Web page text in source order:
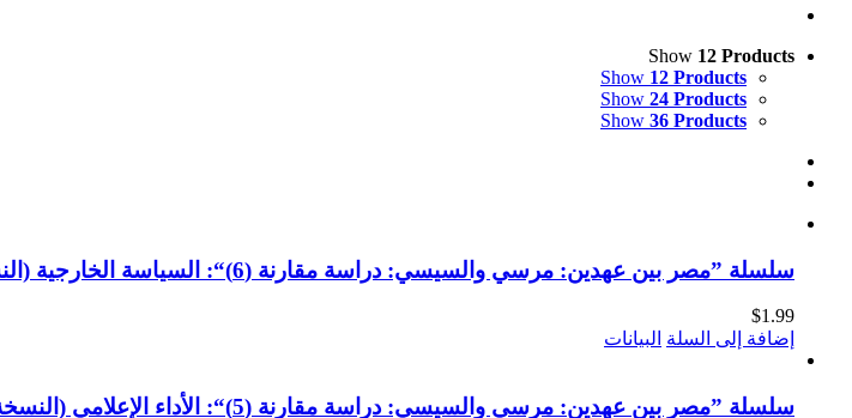
Show 12 Products
Show 12 Products
Show 24 Products
Show 36 Products
سلسلة ”مصر بين عهدين: مرسي والسيسي: دراسة مقارنة (6)“: السياسة الخارجية (النسخة الإلكترونية)
$1.99
إضافة إلى السلة البيانات
سلسلة ”مصر بين عهدين: مرسي والسيسي: دراسة مقارنة (5)“: الأداء الإعلامي (النسخة الإلكترونية)